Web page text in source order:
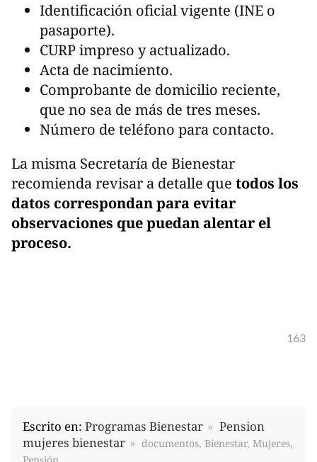
Identificación oficial vigente (INE o
pasaporte).
CURP impreso y actualizado.
Acta de nacimiento.
Comprobante de domicilio reciente,
que no sea de más de tres meses.
Número de teléfono para contacto.
La misma Secretaría de Bienestar
recomienda revisar a detalle que todos los
datos correspondan para evitar
observaciones que puedan alentar el
proceso.
163
Escrito en: Programas Bienestar
Pension
mujeres bienestar
documentos, Bienestar, Mujeres,